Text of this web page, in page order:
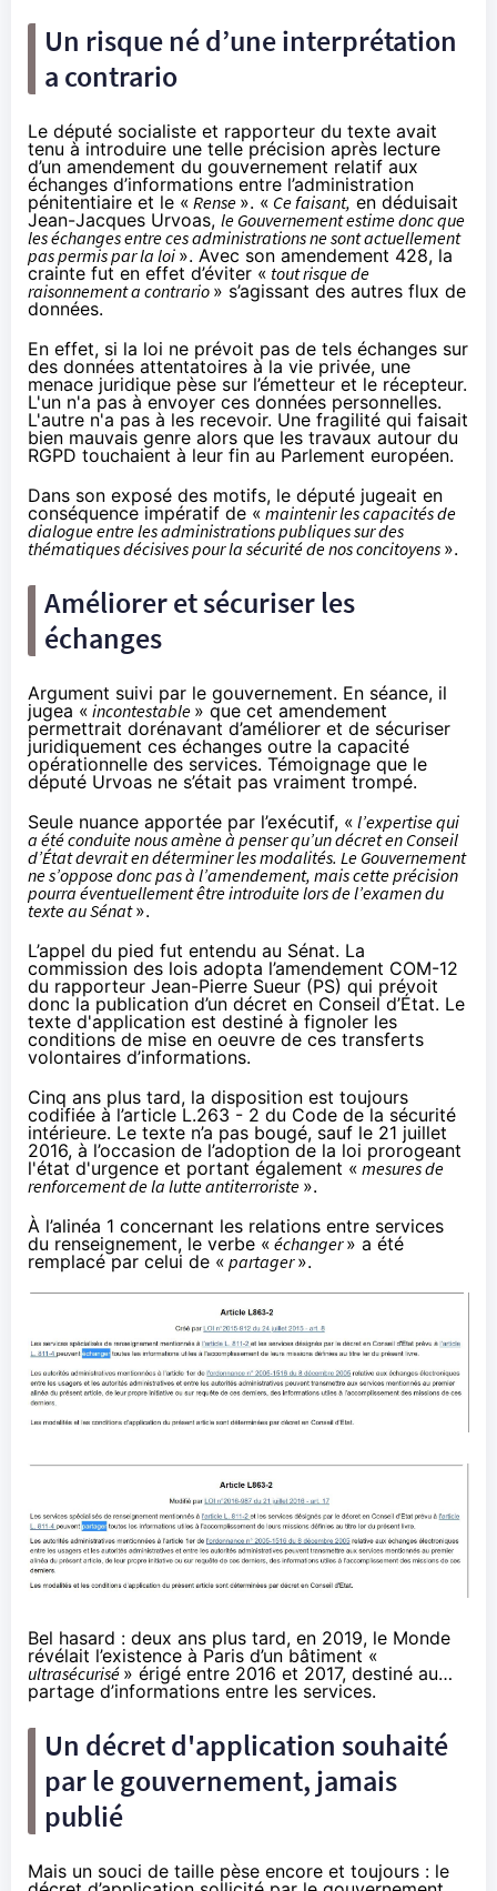
Un risque né d’une interprétation
a contrario
Le député socialiste et rapporteur du texte avait
tenu à introduire une telle précision après lecture
d’un amendement du gouvernement relatif aux
échanges d’informations entre l’administration
pénitentiaire et le « Rense ». « Ce faisant, en déduisait
Jean-Jacques Urvoas, le Gouvernement estime donc que
les échanges entre ces administrations ne sont actuellement
pas permis par la loi ». Avec son amendement 428, la
crainte fut en effet d’éviter « tout risque de
raisonnement a contrario » s’agissant des autres flux de
données.
En effet, si la loi ne prévoit pas de tels échanges sur
des données attentatoires à la vie privée, une
menace juridique pèse sur l’émetteur et le récepteur.
L'un n'a pas à envoyer ces données personnelles.
L'autre n'a pas à les recevoir. Une fragilité qui faisait
bien mauvais genre alors que les travaux autour du
RGPD touchaient à leur fin au Parlement européen.
Dans son exposé des motifs, le député jugeait en
conséquence impératif de « maintenir les capacités de
dialogue entre les administrations publiques sur des
thématiques décisives pour la sécurité de nos concitoyens ».
Améliorer et sécuriser les
échanges
Argument suivi par le gouvernement. En séance, il
jugea « incontestable » que cet amendement
permettrait dorénavant d’améliorer et de sécuriser
juridiquement ces échanges outre la capacité
opérationnelle des services. Témoignage que le
député Urvoas ne s’était pas vraiment trompé.
Seule nuance apportée par l’exécutif, « l’expertise qui
a été conduite nous amène à penser qu’un décret en Conseil
d’État devrait en déterminer les modalités. Le Gouvernement
ne s’oppose donc pas à l’amendement, mais cette précision
pourra éventuellement être introduite lors de l’examen du
texte au Sénat».
L’appel du pied fut entendu au Sénat. La
commission des lois adopta l’amendement COM-12
du rapporteur Jean-Pierre Sueur (PS) qui prévoit
donc la publication d’un décret en Conseil d’État. Le
texte d'application est destiné à fignoler les
conditions de mise en oeuvre de ces transferts
volontaires d’informations.
Cinq ans plus tard, la disposition est toujours
codifiée à l’article L.263 - 2 du Code de la sécurité
intérieure. Le texte n’a pas bougé, sauf le 21 juillet
2016, à l’occasion de l’adoption de la loi prorogeant
l'état d'urgence et portant également « mesures de
renforcement de la lutte antiterroriste ».
À l’alinéa 1 concernant les relations entre services
du renseignement, le verbe « échanger» a été
remplacé par celui de « partager».
Bel hasard : deux ans plus tard, en 2019, le Monde
révélait l’existence à Paris d’un bâtiment «
ultrasécurisé » érigé entre 2016 et 2017, destiné au…
partage d’informations entre les services.
Un décret d'application souhaité
par le gouvernement, jamais
publié
Mais un souci de taille pèse encore et toujours : le